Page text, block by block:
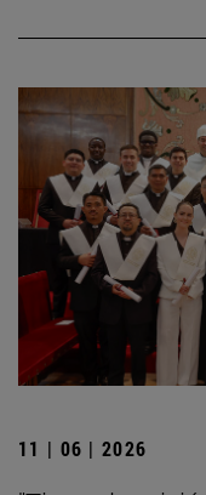
11 | 06 | 2026